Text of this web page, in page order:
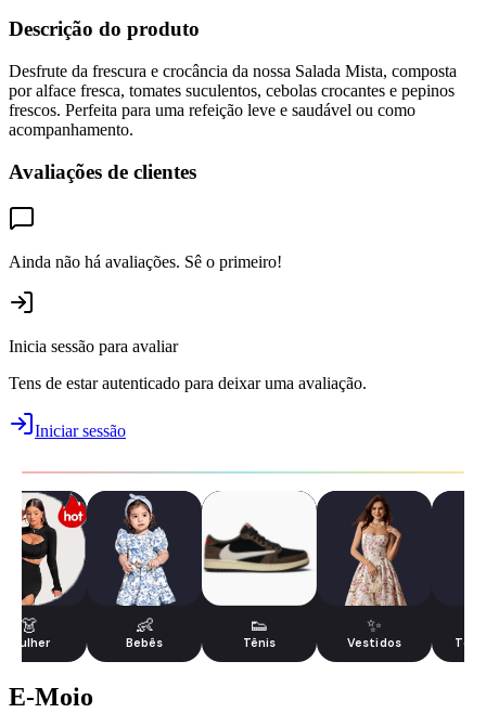
Descrição do produto
Desfrute da frescura e crocância da nossa Salada Mista, composta
por alface fresca, tomates suculentos, cebolas crocantes e pepinos
frescos. Perfeita para uma refeição leve e saudável ou como
acompanhamento.
Avaliações de clientes
Ainda não há avaliações. Sê o primeiro!
Inicia sessão para avaliar
Tens de estar autenticado para deixar uma avaliação.
Iniciar sessão
👗
Mulher
👶
Bebês
👟
Tênis
✨
Vestidos
E-Moio